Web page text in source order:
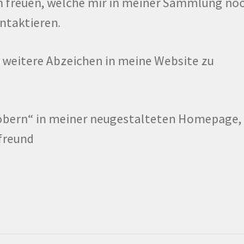
Abzeichen in meine Website zu
in meiner neugestalteten Homepage,